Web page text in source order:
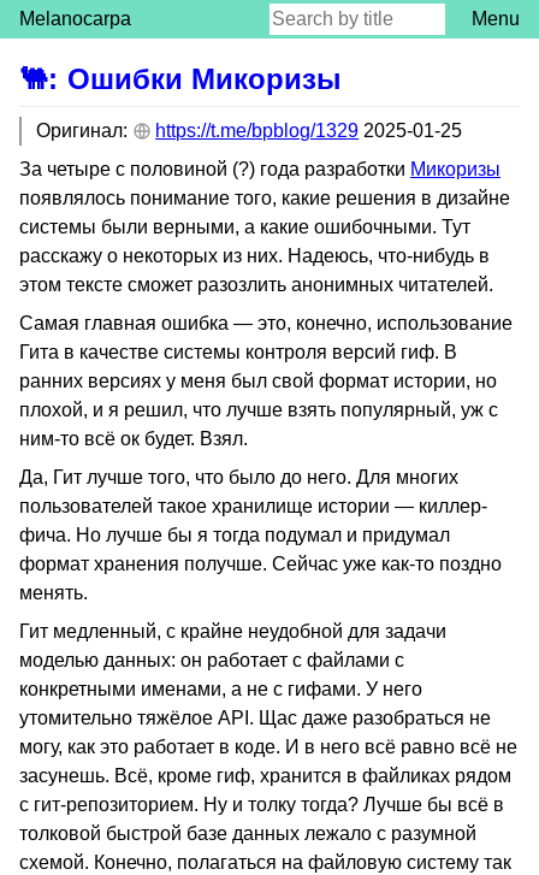
Melanocarpa Menu
🐫: Ошибки Микоризы
Оригинал: https://t.me/bpblog/1329 2025-01-25
За четыре с половиной (?) года разработки Микоризы
появлялось понимание того, какие решения в дизайне
системы были верными, а какие ошибочными. Тут
расскажу о некоторых из них. Надеюсь, что-нибудь в
этом тексте сможет разозлить анонимных читателей.
Самая главная ошибка — это, конечно, использование
Гита в качестве системы контроля версий гиф. В
ранних версиях у меня был свой формат истории, но
плохой, и я решил, что лучше взять популярный, уж с
ним-то всё ок будет. Взял.
Да, Гит лучше того, что было до него. Для многих
пользователей такое хранилище истории — киллер-
фича. Но лучше бы я тогда подумал и придумал
формат хранения получше. Сейчас уже как-то поздно
менять.
Гит медленный, с крайне неудобной для задачи
моделью данных: он работает с файлами с
конкретными именами, а не с гифами. У него
утомительно тяжёлое API. Щас даже разобраться не
могу, как это работает в коде. И в него всё равно всё не
засунешь. Всё, кроме гиф, хранится в файликах рядом
с гит-репозиторием. Ну и толку тогда? Лучше бы всё в
толковой быстрой базе данных лежало с разумной
схемой. Конечно, полагаться на файловую систему так